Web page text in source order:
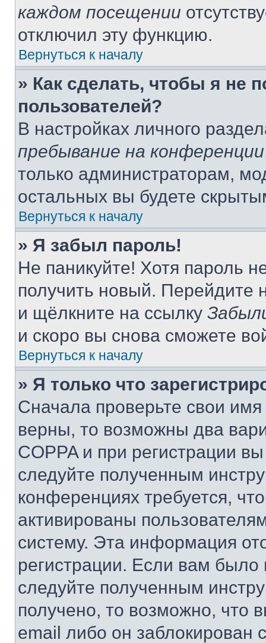
каждом посещении
отключил эту функцию.
Вернуться к началу
» Как сделать, чтобы я не
пользователей?
В настройках личного
пребывание на конференции
только администраторам,
остальных вы будете
Вернуться к началу
» Я забыл пароль!
Не паникуйте! Хотя пароль
получить новый. Перейдите
и щёлкните на ссылку
и скоро вы снова сможете
Вернуться к началу
» Я только что
Сначала проверьте свои
верны, то возможны два
COPPA и при регистрации
следуйте полученным
конференциях требуется,
активированы
систему. Эта информация
регистрации. Если вам
следуйте полученным
получено, то возможно, что
email либо он